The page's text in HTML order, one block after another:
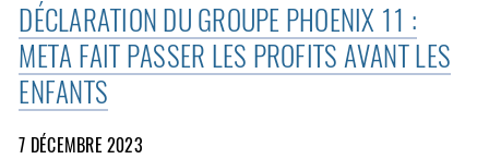
DÉCLARATION DU GROUPE PHOENIX 11 :
META FAIT PASSER LES PROFITS AVANT LES
ENFANTS
7 DÉCEMBRE 2023